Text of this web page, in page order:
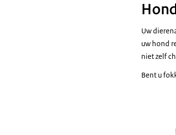
Uw
uw hond
niet zelf
Bent u